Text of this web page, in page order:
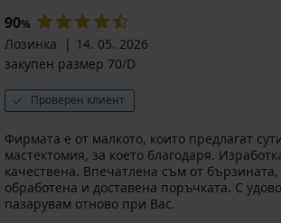
(97,77
лв.)
39,99
€
лв.)
код
44,99
(87,99
лв.)
35,99
€
лв.)
код
BRA20
Първоначална цена
47,99
(93,86
лв.)
90%
Лозинка
14. 05. 2026
закупен размер 70/D
Проверен клиент
Фирмата е от малкото, които предлагат
мастектомия, за което благодаря.
качествена. Впечатлена съм от
обработена и доставена поръчката. С
пазарувам отново при Вас.